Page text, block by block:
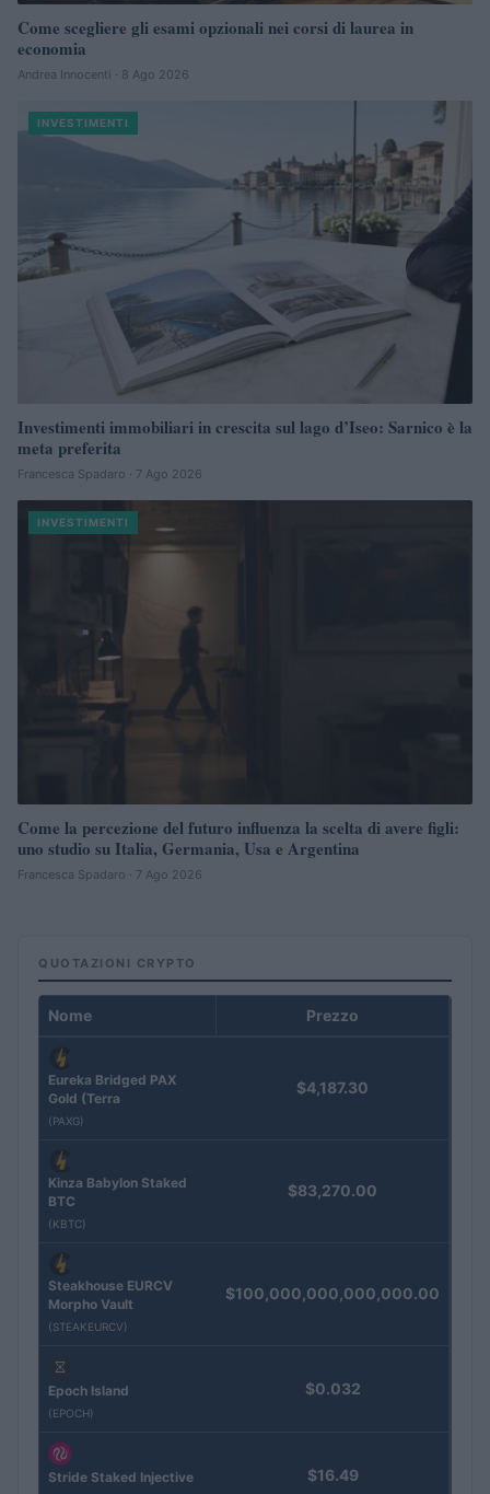
Come scegliere gli esami opzionali nei corsi di laurea in
economia
Andrea Innocenti · 8 Ago 2026
INVESTIMENTI
Investimenti immobiliari in crescita sul lago d’Iseo: Sarnico è la
meta preferita
Francesca Spadaro · 7 Ago 2026
INVESTIMENTI
Come la percezione del futuro influenza la scelta di avere figli:
uno studio su Italia, Germania, Usa e Argentina
Francesca Spadaro · 7 Ago 2026
QUOTAZIONI CRYPTO
Nome Prezzo
Eureka Bridged PAX
Gold (Terra
(PAXG)
$4,187.30
Kinza Babylon Staked
BTC
(KBTC)
$83,270.00
Steakhouse EURCV
Morpho Vault
(STEAKEURCV)
$100,000,000,000,000.00
Epoch Island
(EPOCH)
$0.032
Stride Staked Injective $16.49